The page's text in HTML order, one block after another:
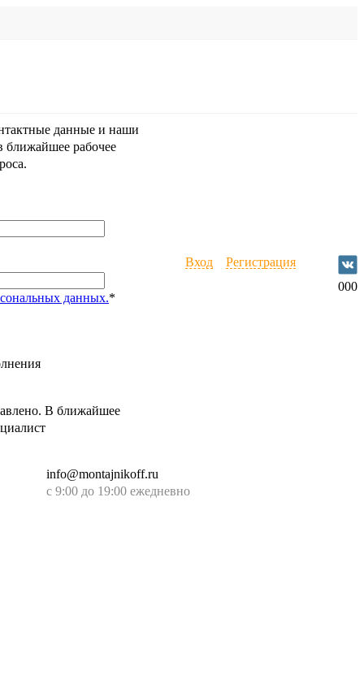
Вход Регистрация
данные и наши
ближайшее рабочее
данных.*
В ближайшее
info@montajnikoff.ru
с 9:00 до 19:00 ежедневно
000